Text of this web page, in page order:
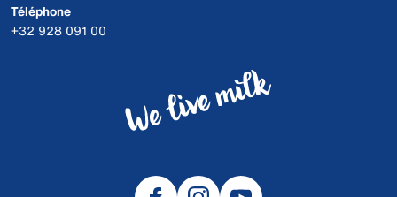
Téléphone
+32 928 091 00